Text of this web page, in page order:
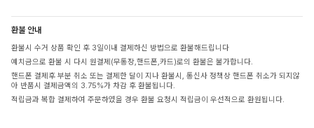
환불 안내
환불시 수거 상품 확인 후 3일이내 결제하신 방법으로 환불해드립니다
예치금으로 환불 시 다시 원결제(무통장,핸드폰,카드)로의 환불은 불가합니다.
핸드폰 결제후 부분 취소 또는 결제한 달이 지나 환불시, 통신사 정책상 핸드폰 취소가 되지않
아 반품시 결제금액의 3.75%가 차감 후 환불됩니다.
적립금과 복합 결제하여 주문하였을 경우 환불 요청시 적립금이 우선적으로 환원됩니다.